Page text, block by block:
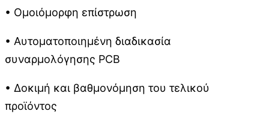
• Ομοιόμορφη επίστρωση
• Αυτοματοποιημένη διαδικασία
συναρμολόγησης PCB
• Δοκιμή και βαθμονόμηση του τελικού
προϊόντος